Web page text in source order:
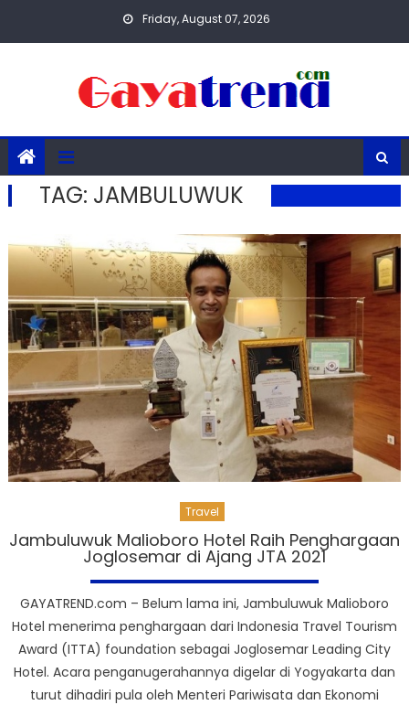
Friday, August 07, 2026
TAG: JAMBULUWUK
Travel
Jambuluwuk Malioboro Hotel Raih Penghargaan
Joglosemar di Ajang JTA 2021
GAYATREND.com – Belum lama ini, Jambuluwuk Malioboro
Hotel menerima penghargaan dari Indonesia Travel Tourism
Award (ITTA) foundation sebagai Joglosemar Leading City
Hotel. Acara penganugerahannya digelar di Yogyakarta dan
turut dihadiri pula oleh Menteri Pariwisata dan Ekonomi